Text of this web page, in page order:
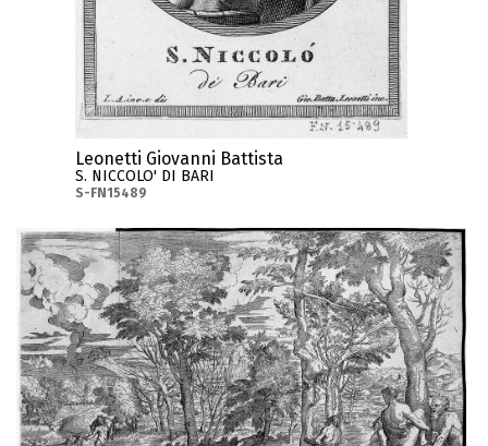
Leonetti Giovanni Battista
S. NICCOLO' DI BARI
S-FN15489